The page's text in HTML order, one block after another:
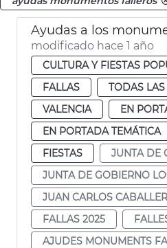
Ayudas a los
modificado hace 1 año
CULTURA Y FIESTAS
FALLAS
TODAS
VALENCIA
EN
EN PORTADA TEMÁTICA
FIESTAS
JUNTA DE
JUNTA DE GOBIERNO
JUAN CARLOS
FALLAS 2025
AJUDES MONUMENTS